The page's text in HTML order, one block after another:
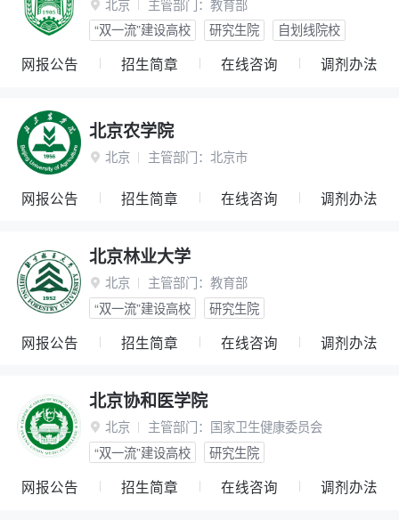
 北京 主管部门： 教育部
“双一流”建设高校
研究生院 自划线院校
网报公告 招生简章 在线咨询 调剂办法
北京农学院
 北京 主管部门： 北京市
网报公告 招生简章 在线咨询 调剂办法
北京林业大学
 北京 主管部门： 教育部
“双一流”建设高校
研究生院
网报公告 招生简章 在线咨询 调剂办法
北京协和医学院
 北京 主管部门： 国家卫生健康委员会
“双一流”建设高校
研究生院
网报公告 招生简章 在线咨询 调剂办法